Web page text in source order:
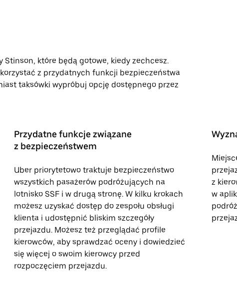
które będą gotowe, kiedy zechcesz.
z przydatnych funkcji bezpieczeństwa
taksówki wypróbuj opcję dostępnego przez
Przydatne funkcje związane
z bezpieczeństwem
Uber priorytetowo traktuje bezpieczeństwo
wszystkich pasażerów podróżujących na
lotnisko SSF i w drugą stronę. W kilku krokach
możesz uzyskać dostęp do zespołu obsługi
klienta i udostępnić bliskim szczegóły
przejazdu. Możesz też przeglądać profile
kierowców, aby sprawdzać oceny i dowiedzieć
się więcej o swoim kierowcy przed
rozpoczęciem przejazdu.
z
w